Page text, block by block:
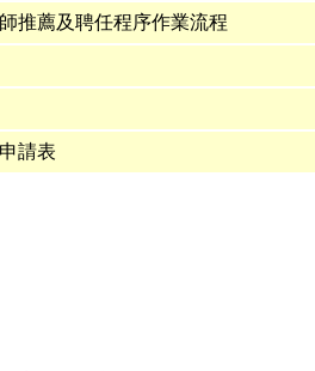
推薦及聘任程序作業流程
請表